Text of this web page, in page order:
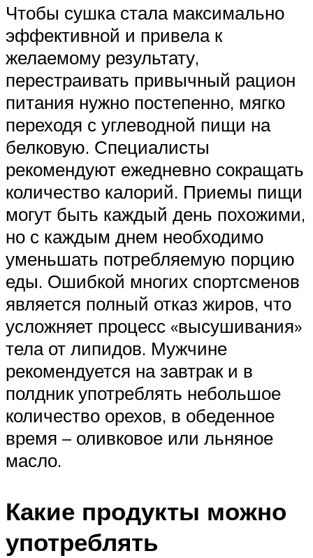
Чтобы сушка стала максимально
эффективной и привела к
желаемому результату,
перестраивать привычный рацион
питания нужно постепенно, мягко
переходя с углеводной пищи на
белковую. Специалисты
рекомендуют ежедневно сокращать
количество калорий. Приемы пищи
могут быть каждый день похожими,
но с каждым днем необходимо
уменьшать потребляемую порцию
еды. Ошибкой многих спортсменов
является полный отказ жиров, что
усложняет процесс «высушивания»
тела от липидов. Мужчине
рекомендуется на завтрак и в
полдник употреблять небольшое
количество орехов, в обеденное
время – оливковое или льняное
масло.
Какие продукты можно
употреблять